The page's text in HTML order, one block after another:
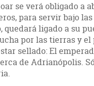
se verá obligado a
para servir bajo
quedará ligado a su
por las tierras y
sellado: El
de Adrianópolis.